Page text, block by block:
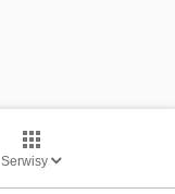
Serwisy